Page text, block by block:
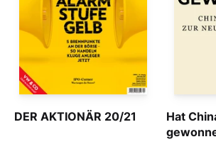
DER AKTIONÄR 20/21
Hat